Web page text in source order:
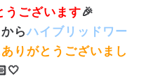
うございます🎉
らハイブリッドワー
りがとうございまし